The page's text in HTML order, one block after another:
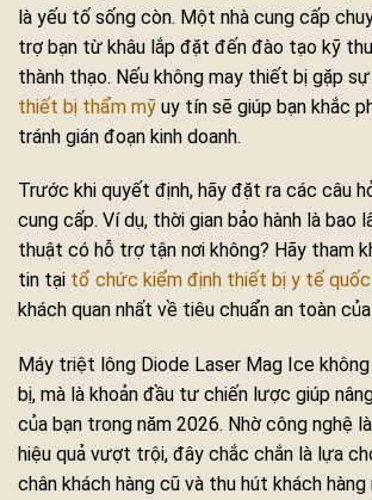
là yếu tố sống còn. Một nhà cung cấp
trợ bạn từ khâu lắp đặt đến đào tạo kỹ
thành thạo. Nếu không may thiết bị gặp
thiết bị thẩm mỹ uy tín sẽ giúp bạn khắc
tránh gián đoạn kinh doanh.
Trước khi quyết định, hãy đặt ra các câu
cung cấp. Ví dụ, thời gian bảo hành là bao
thuật có hỗ trợ tận nơi không? Hãy tham
tin tại tổ chức kiểm định thiết bị y tế
khách quan nhất về tiêu chuẩn an toàn của
Máy triệt lông Diode Laser Mag Ice
bị, mà là khoản đầu tư chiến lược giúp
của bạn trong năm 2026. Nhờ công nghệ
hiệu quả vượt trội, đây chắc chắn là lựa
chân khách hàng cũ và thu hút khách hàng